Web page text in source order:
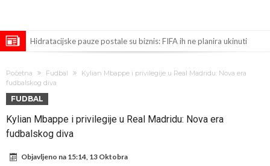
Hidratacijske pauze postale su biznis: FIFA ih ne planira ukinuti
Atletika?!
Ovo se Novaku nikad nije dešavalo: Sinner i Alcaraz odustaju, a
Zverev se odmah “raspao”
Infantino imao ljubavnicu: Isplivale skandalozne informacije, dobila je
novac od UEFA
Mourinho uvodi strogu disciplinu u Real Madrid. Ovo su tri nova
Početna Fudbal
Kylian Mbappe i privilegije u Real Madridu: Nova era
fudbalskog diva
FUDBAL
Kylian Mbappe i privilegije u Real Madridu: Nova era
fudbalskog diva
Objavljeno na 15:14, 13 Oktobra